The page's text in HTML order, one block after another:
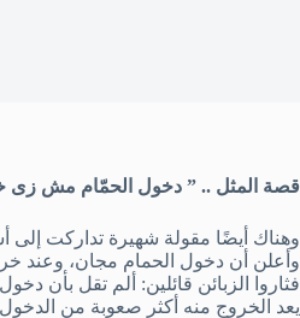
قصة المثل .. ” دخول الحمّام مش زى
وهناك أيضًا مقولة شهيرة تداركت
وأعلن أن دخول الحمام مجان، وعند
فثاروا الزبائن قائلين: ألم تقل
يعد الخروج منه أكثر صعوبة من